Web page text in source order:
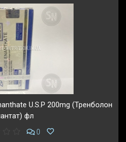
U.S.P 200mg (Тренболон
фл
0